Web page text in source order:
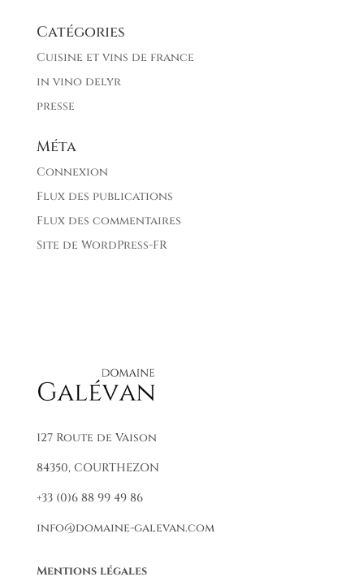
Catégories
Cuisine et vins de france
in vino delyr
presse
Méta
Connexion
Flux des publications
Flux des commentaires
Site de WordPress-FR
127 Route de Vaison
84350, COURTHEZON
+33 (0)6 88 99 49 86
info@domaine-galevan.com
Mentions légales